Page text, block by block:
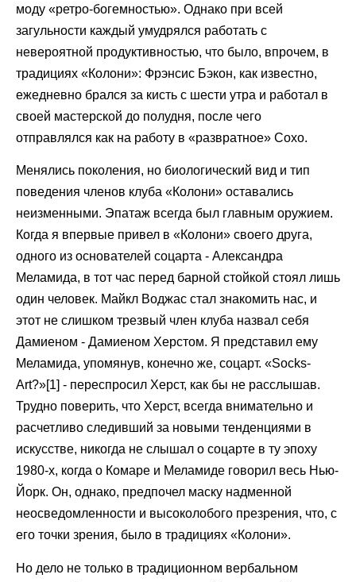
моду «ретро-богемностью». Однако при всей
загульности каждый умудрялся работать с
невероятной продуктивностью, что было, впрочем, в
традициях «Колони»: Фрэнсис Бэкон, как известно,
ежедневно брался за кисть с шести утра и работал в
своей мастерской до полудня, после чего
отправлялся как на работу в «развратное» Сохо.
Менялись поколения, но биологический вид и тип
поведения членов клуба «Колони» оставались
неизменными. Эпатаж всегда был главным оружием.
Когда я впервые привел в «Колони» своего друга,
одного из основателей соцарта - Александра
Меламида, в тот час перед барной стойкой стоял лишь
один человек. Майкл Воджас стал знакомить нас, и
этот не слишком трезвый член клуба назвал себя
Дамиеном - Дамиеном Херстом. Я представил ему
Меламида, упомянув, конечно же, соцарт. «Socks-
Art?»[1] - переспросил Херст, как бы не расслышав.
Трудно поверить, что Херст, всегда внимательно и
расчетливо следивший за новыми тенденциями в
искусстве, никогда не слышал о соцарте в ту эпоху
1980-х, когда о Комаре и Меламиде говорил весь Нью-
Йорк. Он, однако, предпочел маску надменной
неосведомленности и высоколобого презрения, что, с
его точки зрения, было в традициях «Колони».
Но дело не только в традиционном вербальном